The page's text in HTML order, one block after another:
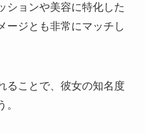
ションや美容に特化した
ージとも非常にマッチし
ることで、彼女の知名度